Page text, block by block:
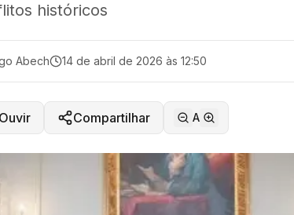
históricos
Abech 14 de abril de 2026 às 12:50
Compartilhar A